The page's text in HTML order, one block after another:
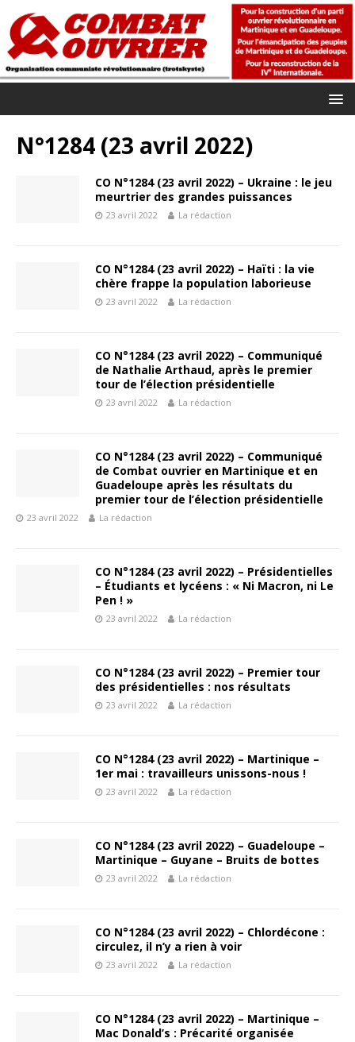
N°1284 (23 avril 2022)
CO N°1284 (23 avril 2022) – Ukraine : le jeu
meurtrier des grandes puissances
23 avril 2022 La rédaction
CO N°1284 (23 avril 2022) – Haïti : la vie
chère frappe la population laborieuse
23 avril 2022 La rédaction
CO N°1284 (23 avril 2022) – Communiqué
de Nathalie Arthaud, après le premier
tour de l’élection présidentielle
23 avril 2022 La rédaction
CO N°1284 (23 avril 2022) – Communiqué
de Combat ouvrier en Martinique et en
Guadeloupe après les résultats du
premier tour de l’élection présidentielle
23 avril 2022 La rédaction
CO N°1284 (23 avril 2022) – Présidentielles
– Étudiants et lycéens : « Ni Macron, ni Le
Pen ! »
23 avril 2022 La rédaction
CO N°1284 (23 avril 2022) – Premier tour
des présidentielles : nos résultats
23 avril 2022 La rédaction
CO N°1284 (23 avril 2022) – Martinique –
1er mai : travailleurs unissons-nous !
23 avril 2022 La rédaction
CO N°1284 (23 avril 2022) – Guadeloupe –
Martinique – Guyane – Bruits de bottes
23 avril 2022 La rédaction
CO N°1284 (23 avril 2022) – Chlordécone :
circulez, il n’y a rien à voir
23 avril 2022 La rédaction
CO N°1284 (23 avril 2022) – Martinique –
Mac Donald’s : Précarité organisée